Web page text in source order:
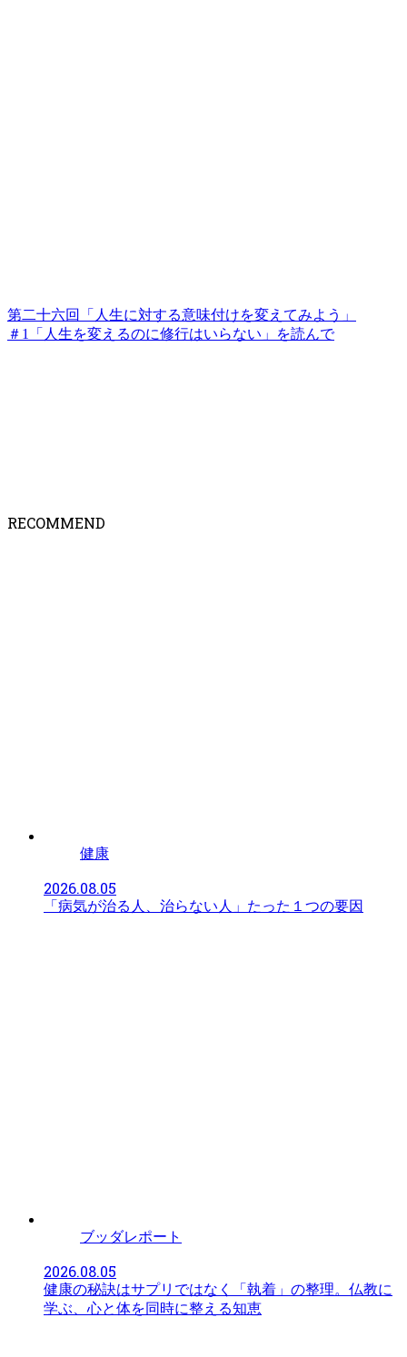
第二十六回「人生に対する意味付けを変えてみよう」
＃1「人生を変えるのに修行はいらない」を読んで
RECOMMEND
健康
2026.08.05
「病気が治る人、治らない人」たった１つの要因
ブッダレポート
2026.08.05
健康の秘訣はサプリではなく「執着」の整理。仏教に
学ぶ、心と体を同時に整える知恵